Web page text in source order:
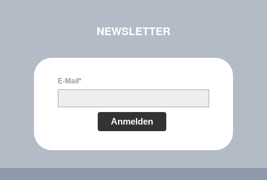
NEWSLETTER
E-Mail*
Anmelden